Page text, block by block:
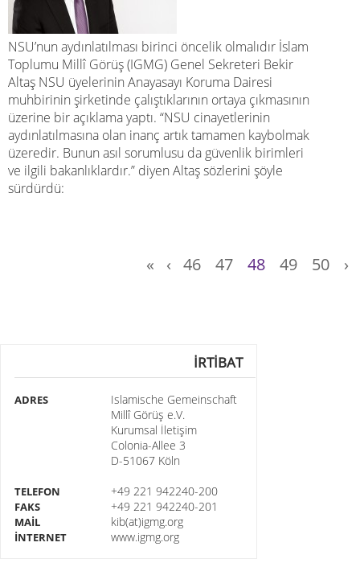
NSU’nun aydınlatılması birinci öncelik olmalıdır İslam
Toplumu Millî Görüş (IGMG) Genel Sekreteri Bekir
Altaş NSU üyelerinin Anayasayı Koruma Dairesi
muhbirinin şirketinde çalıştıklarının ortaya çıkmasının
üzerine bir açıklama yaptı. “NSU cinayetlerinin
aydınlatılmasına olan inanç artık tamamen kaybolmak
üzeredir. Bunun asıl sorumlusu da güvenlik birimleri
ve ilgili bakanlıklardır.” diyen Altaş sözlerini şöyle
sürdürdü:
« ‹ 46 47 48 49 50 ›
İRTİBAT
ADRES
Islamische Gemeinschaft
Millî Görüş e.V.
Kurumsal İletişim
Colonia-Allee 3
D-51067 Köln
TELEFON +49 221 942240-200
FAKS +49 221 942240-201
MAİL kib(at)igmg.org
İNTERNET www.igmg.org